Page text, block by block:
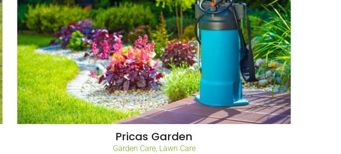
Pricas Garden
Garden Care, Lawn Care